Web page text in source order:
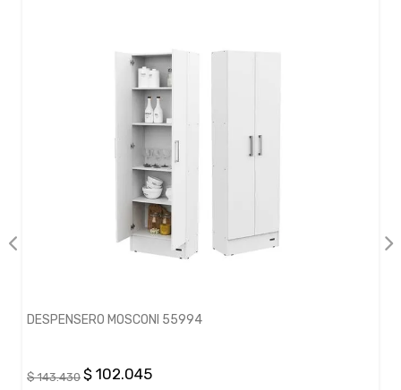
DESPENSERO MOSCONI 55994
$ 143.430 $ 102.045